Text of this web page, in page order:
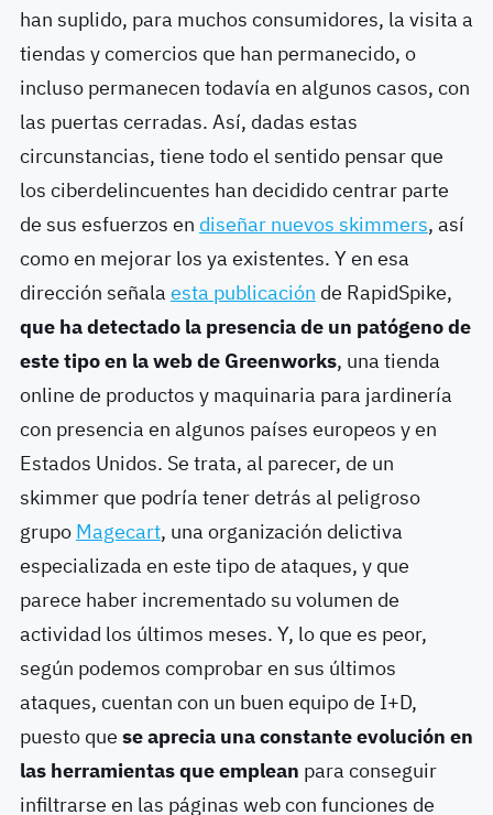
han suplido, para muchos consumidores, la visita a
tiendas y comercios que han permanecido, o
incluso permanecen todavía en algunos casos, con
las puertas cerradas. Así, dadas estas
circunstancias, tiene todo el sentido pensar que
los ciberdelincuentes han decidido centrar parte
de sus esfuerzos en diseñar nuevos skimmers, así
como en mejorar los ya existentes. Y en esa
dirección señala esta publicación de RapidSpike,
que ha detectado la presencia de un patógeno de
este tipo en la web de Greenworks, una tienda
online de productos y maquinaria para jardinería
con presencia en algunos países europeos y en
Estados Unidos. Se trata, al parecer, de un
skimmer que podría tener detrás al peligroso
grupo Magecart, una organización delictiva
especializada en este tipo de ataques, y que
parece haber incrementado su volumen de
actividad los últimos meses. Y, lo que es peor,
según podemos comprobar en sus últimos
ataques, cuentan con un buen equipo de I+D,
puesto que se aprecia una constante evolución en
las herramientas que emplean para conseguir
infiltrarse en las páginas web con funciones de